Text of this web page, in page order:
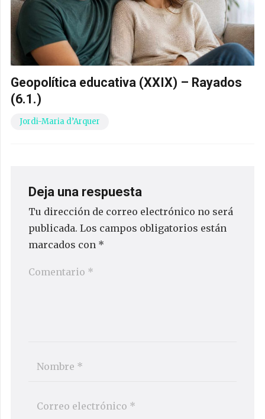
Geopolítica educativa (XXIX) – Rayados
(6.1.)
Jordi-Maria d’Arquer
Deja una respuesta
Tu dirección de correo electrónico no será
publicada. Los campos obligatorios están
marcados con *